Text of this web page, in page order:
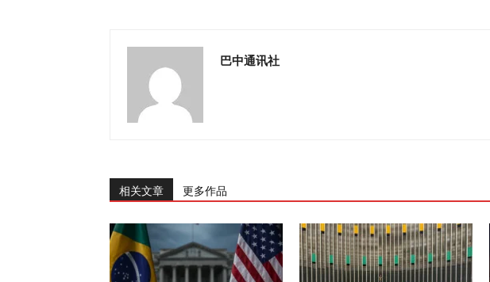
巴中通讯社
相关文章 更多作品